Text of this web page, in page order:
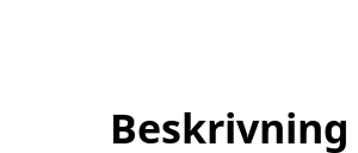
Beskrivning